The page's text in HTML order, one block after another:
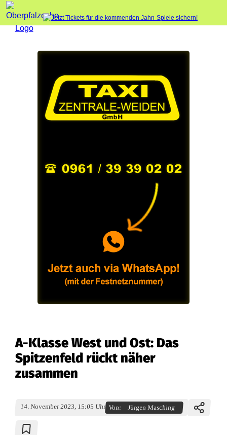
A-Klasse West und Ost: Das
Spitzenfeld rückt näher
zusammen
14. November 2023, 15:05 Uhr Von: Jürgen Masching